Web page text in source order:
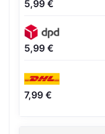
5,99 €
5,99 €
7,99 €